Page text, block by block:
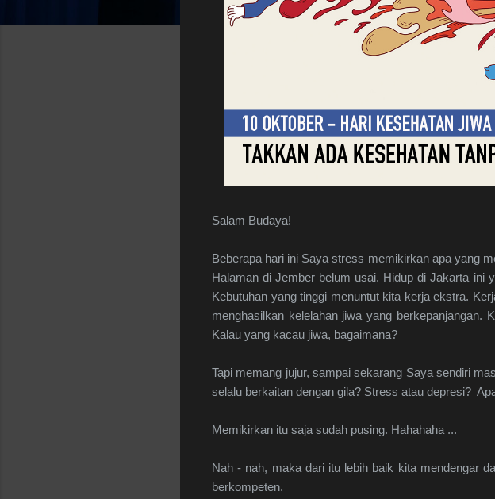
Salam Budaya!
Beberapa hari ini Saya stress memikirkan apa yang
Halaman di Jember belum usai. Hidup di Jakarta ini
Kebutuhan yang tinggi menuntut kita kerja ekstra.
menghasilkan kelelahan jiwa yang berkepanjangan.
Kalau yang kacau jiwa, bagaimana?
Tapi memang jujur, sampai sekarang Saya sendiri
selalu berkaitan dengan gila? Stress atau depresi?
Memikirkan itu saja sudah pusing. Hahahaha ...
Nah - nah, maka dari itu lebih baik kita mendengar
berkompeten.